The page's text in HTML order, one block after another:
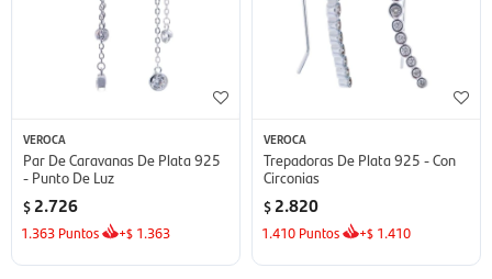
VEROCA
Par De Caravanas De Plata 925
- Punto De Luz
$ 2.726
1.363 Puntos +$ 1.363
VEROCA
Trepadoras De Plata 925 - Con
Circonias
$ 2.820
1.410 Puntos +$ 1.410